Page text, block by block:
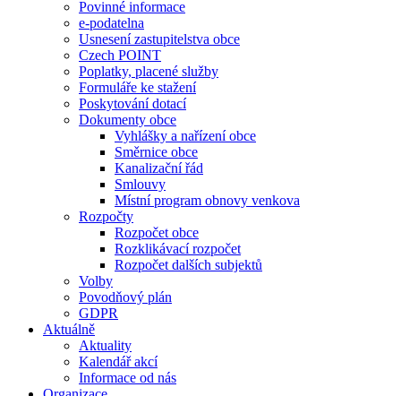
Povinné informace
e-podatelna
Usnesení zastupitelstva obce
Czech POINT
Poplatky, placené služby
Formuláře ke stažení
Poskytování dotací
Dokumenty obce
Vyhlášky a nařízení obce
Směrnice obce
Kanalizační řád
Smlouvy
Místní program obnovy venkova
Rozpočty
Rozpočet obce
Rozklikávací rozpočet
Rozpočet dalších subjektů
Volby
Povodňový plán
GDPR
Aktuálně
Aktuality
Kalendář akcí
Informace od nás